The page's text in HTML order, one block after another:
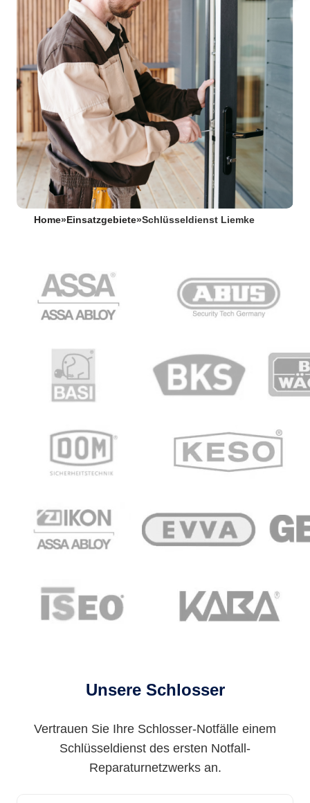
Home» Einsatzgebiete»Schlüsseldienst Liemke
Unsere Schlosser
Vertrauen Sie Ihre Schlosser-Notfälle einem
Schlüsseldienst des ersten Notfall-
Reparaturnetzwerks an.